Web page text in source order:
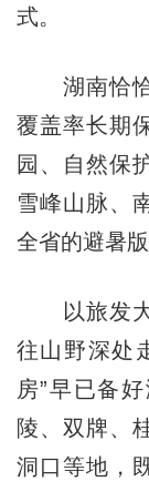
式。
湖南恰恰
覆盖率长期
园、自然保
雪峰山脉、
全省的避暑版
以旅发大
往山野深处
房”早已备
陵、双牌、
洞口等地，